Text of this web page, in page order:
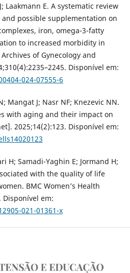
Laakmann E. A systematic review
possible supplementation on
iron, omega-3-fatty
to increased morbidity in
of Gynecology and
Disponível em:
024-07555-6
Mangat J; Nasr NF; Knezevic NN.
with aging and their impact on
2025;14(2):123. Disponível em:
H; Samadi-Yaghin E; Jormand H;
with the quality of life
BMC Women’s Health
Disponível em:
021-01361-x